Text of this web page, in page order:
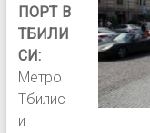
ПОРТ В
ТБИЛИ
СИ:
Метро
Тбилис
и